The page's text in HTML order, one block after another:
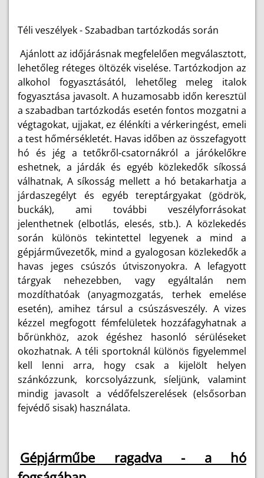
Téli veszélyek - Szabadban tartózkodás során
Ajánlott az időjárásnak megfelelően megválasztott,
lehetőleg réteges öltözék viselése. Tartózkodjon az
alkohol fogyasztásától, lehetőleg meleg italok
fogyasztása javasolt. A huzamosabb időn keresztül
a szabadban tartózkodás esetén fontos mozgatni a
végtagokat, ujjakat, ez élénkíti a vérkeringést, emeli
a test hőmérsékletét. Havas időben az összefagyott
hó és jég a tetőkről-csatornákról a járókelőkre
eshetnek, a járdák és egyéb közlekedők síkossá
válhatnak, A síkosság mellett a hó betakarhatja a
járdaszegélyt és egyéb tereptárgyakat (gödrök,
buckák), ami további veszélyforrásokat
jelenthetnek (elbotlás, elesés, stb.). A közlekedés
során különös tekintettel legyenek a mind a
gépjárművezetők, mind a gyalogosan közlekedők a
havas jeges csúszós útviszonyokra. A lefagyott
tárgyak nehezebben, vagy egyáltalán nem
mozdíthatóak (anyagmozgatás, terhek emelése
esetén), amihez társul a csúszásveszély. A vizes
kézzel megfogott fémfelületek hozzáfagyhatnak a
bőrünkhöz, azok égéshez hasonló sérüléseket
okozhatnak. A téli sportoknál különös figyelemmel
kell lenni arra, hogy csak a kijelölt helyen
szánkózzunk, korcsolyázzunk, síeljünk, valamint
mindig javasolt a védőfelszerelések (elsősorban
fejvédő sisak) használata.
Gépjárműbe ragadva - a hó